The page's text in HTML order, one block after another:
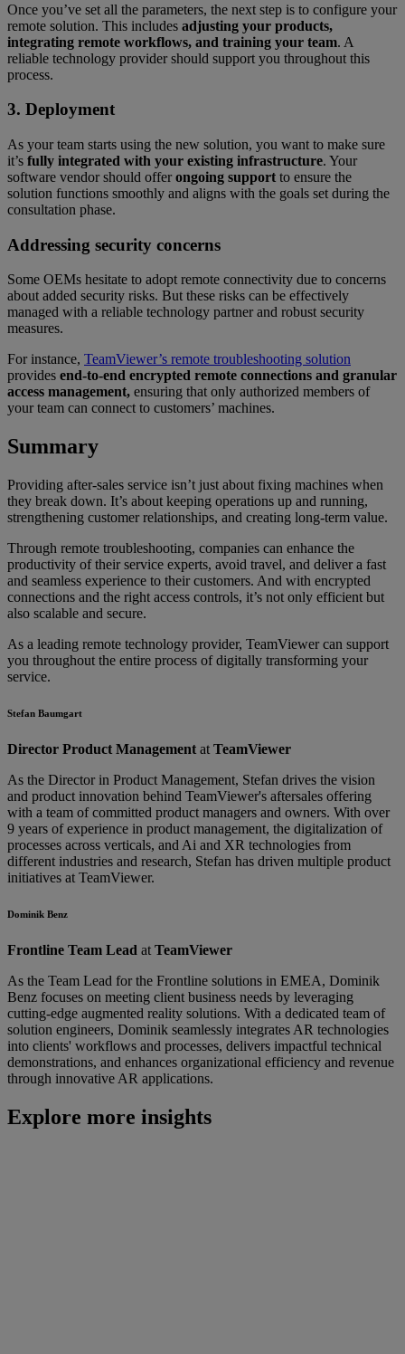
Once you’ve set all the parameters, the next step is to configure your
remote solution. This includes adjusting your products,
integrating remote workflows, and training your team. A
reliable technology provider should support you throughout this
process.
3. Deployment
As your team starts using the new solution, you want to make sure
it’s fully integrated with your existing infrastructure. Your
software vendor should offerongoing support to ensure the
solution functions smoothly and aligns with the goals set during the
consultation phase.
Addressing security concerns
Some OEMs hesitate to adopt remote connectivity due to concerns
about added security risks. But these risks can be effectively
managed with a reliable technology partner and robust security
measures.
For instance, TeamViewer’s remote troubleshooting solution
provides end-to-end encrypted remote connections and granular
access management, ensuring that only authorized members of
your team can connect to customers’ machines.
Summary
Providing after-sales service isn’t just about fixing machines when
they break down. It’s about keeping operations up and running,
strengthening customer relationships, and creating long-term value.
Through remote troubleshooting, companies can enhance the
productivity of their service experts, avoid travel, and deliver a fast
and seamless experience to their customers. And with encrypted
connections and the right access controls, it’s not only efficient but
also scalable and secure.
As a leading remote technology provider, TeamViewer can support
you throughout the entire process of digitally transforming your
service.
Stefan Baumgart
Director Product Management at TeamViewer
As the Director in Product Management, Stefan drives the vision
and product innovation behind TeamViewer's aftersales offering
with a team of committed product managers and owners. With over
9 years of experience in product management, the digitalization of
processes across verticals, and Ai and XR technologies from
different industries and research, Stefan has driven multiple product
initiatives at TeamViewer.
Dominik Benz
Frontline Team Lead at TeamViewer
As the Team Lead for the Frontline solutions in EMEA, Dominik
Benz focuses on meeting client business needs by leveraging
cutting-edge augmented reality solutions. With a dedicated team of
solution engineers, Dominik seamlessly integrates AR technologies
into clients' workflows and processes, delivers impactful technical
demonstrations, and enhances organizational efficiency and revenue
through innovative AR applications.
Explore more insights